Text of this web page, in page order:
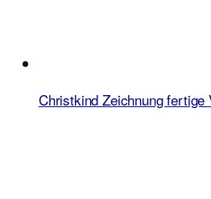
Christkind Zeichnung fertige